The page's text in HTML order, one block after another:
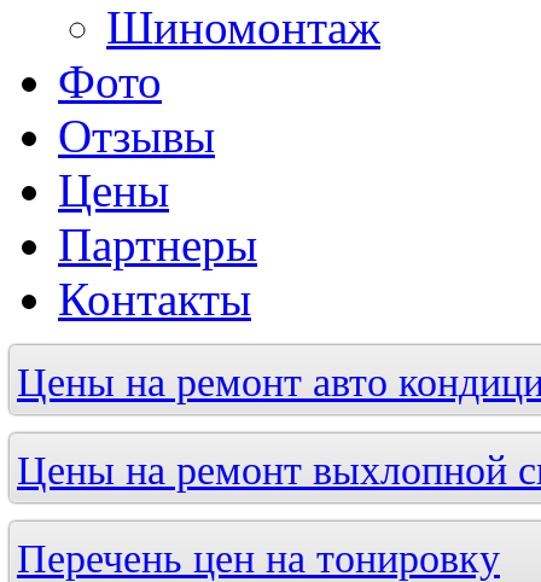
Шиномонтаж
Фото
Отзывы
Цены
Партнеры
Контакты
Цены на ремонт авто
Цены на ремонт выхлопной
Перечень цен на тонировку